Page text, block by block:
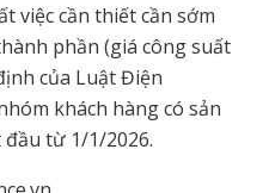
việc cần thiết cần sớm
phần (giá công suất
của Luật Điện
khách hàng có sản
từ 1/1/2026.